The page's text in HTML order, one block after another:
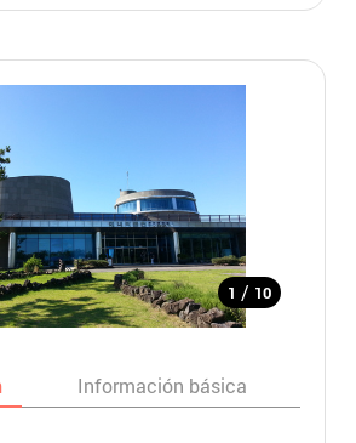
1 / 10
Información básica